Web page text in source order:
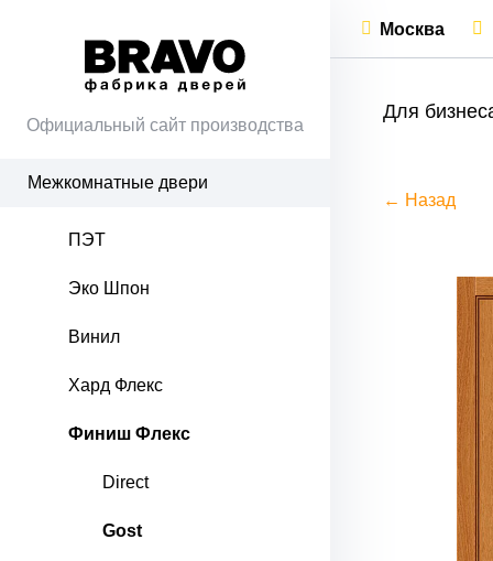
Официальный сайт производства
Межкомнатные двери
ПЭТ
Эко Шпон
Винил
Хард Флекс
Финиш Флекс
Direct
Gost
Москва
Для
← Назад